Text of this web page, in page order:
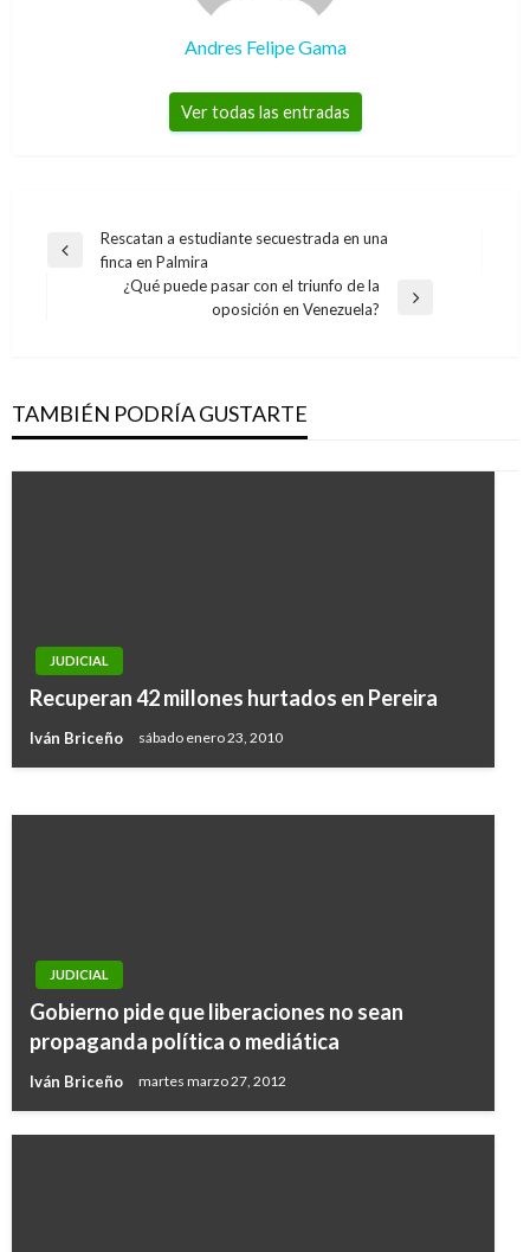
Andres Felipe Gama
Ver todas las entradas
Navegación
Entrada
Rescatan a estudiante secuestrada en una
finca en Palmira
¿Qué puede pasar con el triunfo de la
oposición en Venezuela?
TAMBIÉN PODRÍA GUSTARTE
JUDICIAL
Recuperan 42 millones hurtados en Pereira
Iván Briceño sábado enero 23, 2010
NACIONAL
Cali: descubren ambulancia que transportaba
JUDICIAL
Gobierno pide que liberaciones no sean
propaganda política o mediática
Iván Briceño martes marzo 27, 2012